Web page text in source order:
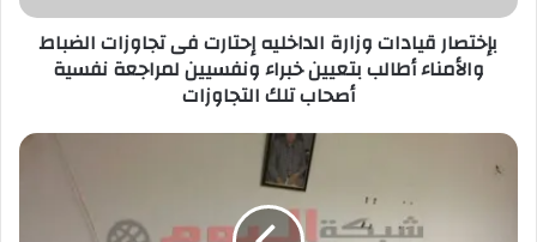
بإختصار قيادات وزارة الداخليه إحتارت فى تجاوزات الضباط
والأمناء أطالب بتعيين خبراء ونفسيين لمراجعة نفسية
أصحاب تلك التجاوزات